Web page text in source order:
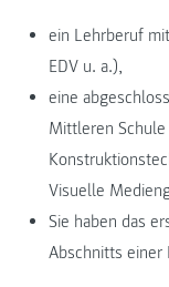
ein Lehrberuf
EDV u. a.),
eine
Mittleren
Visuelle
Sie haben das
Abschnitts einer